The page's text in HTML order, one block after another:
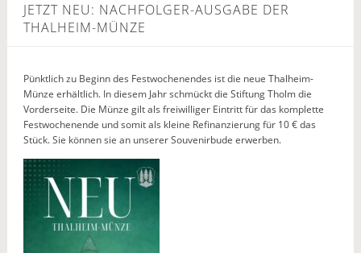
JETZT NEU: NACHFOLGER-AUSGABE DER
THALHEIM-MÜNZE
Pünktlich zu Beginn des Festwochenendes ist die neue Thalheim-
Münze erhältlich. In diesem Jahr schmückt die Stiftung Tholm die
Vorderseite. Die Münze gilt als freiwilliger Eintritt für das komplette
Festwochenende und somit als kleine Refinanzierung für 10 € das
Stück. Sie können sie an unserer Souvenirbude erwerben.